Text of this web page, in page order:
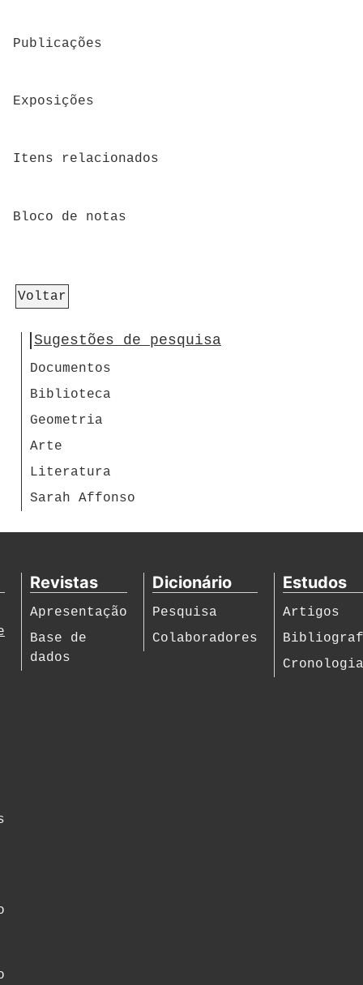
Publicações
Exposições
Itens relacionados
Bloco de notas
Voltar
Sugestões de pesquisa
Documentos
Biblioteca
Geometria
Arte
Literatura
Sarah Affonso
Revistas
Apresentação
Base de
dados
Dicionário
Pesquisa
Colaboradores
Estudos
Artigos